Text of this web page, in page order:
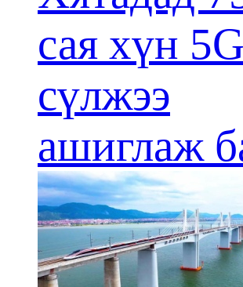
сая хүн 5G
сүлжээ
ашиглаж